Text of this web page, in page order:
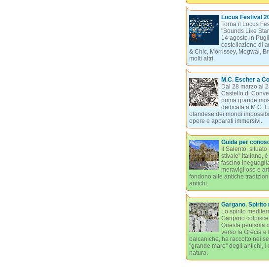
Locus Festival
Torna il Locus
"Sounds Like
14 agosto in
costellazione di
& Chic, Morrissey, Mogwai,
molti altri.
M.C. Escher a
Dal 28 marzo al
Castello di
prima grande
dedicata a M.C.
olandese dei mondi
opere e apparati immersivi.
Guida per
Il Salento,
stivale" italiano, è
fascino
meravigliose e
fondono alle antiche
antichi.
Gargano. Spirito
Lo spirito
Gargano
Questa penisola
verso la Grecia e
balcaniche, ha raccolto nei
"grande mare" degli antichi, i
natura.